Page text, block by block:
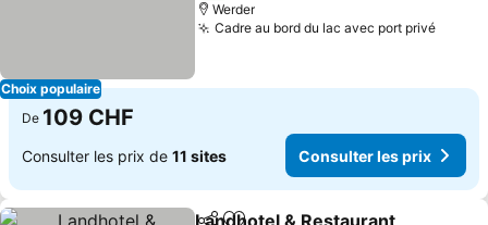
Choix populaire
Werder
Cadre au bord du lac avec port privé
De 109 CHF
Consulter les prix de 11 sites Consulter les prix
Landhotel & Restaurant